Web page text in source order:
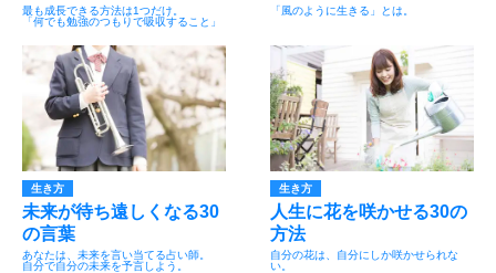
最も成長できる方法は1つだけ。
「何でも勉強のつもりで吸収すること」
「風のように生きる」とは。
生き方
未来が待ち遠しくなる30
の言葉
あなたは、未来を言い当てる占い師。
自分で自分の未来を予言しよう。
生き方
人生に花を咲かせる30の
方法
自分の花は、自分にしか咲かせられな
い。